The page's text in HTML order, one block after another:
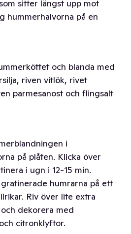
sitter längst upp mot
hummerhalvorna på en
och blanda med
riven vitlök, rivet
parmesanost och flingsalt
i
på plåten. Klicka över
i ugn i 12-15 min.
humrarna på ett
Riv över lite extra
dekorera med
citronklyftor.